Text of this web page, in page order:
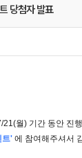
당첨자 발표
월) 기간 동안 진
트' 에 참여해주셔서